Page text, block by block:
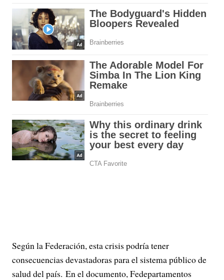
Según la Federación, esta crisis podría tener
consecuencias devastadoras para el sistema público de
salud del país. En el documento, Fedepartamentos